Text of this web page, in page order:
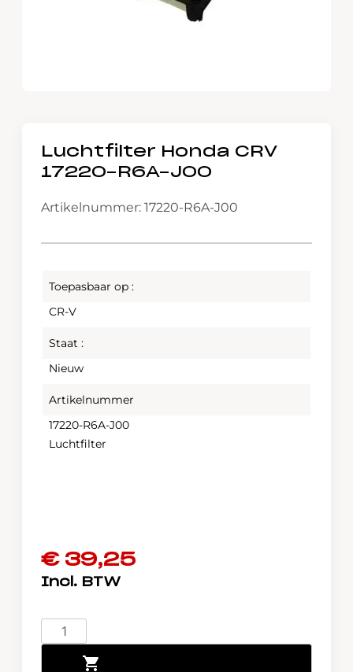
Luchtfilter Honda CRV
17220-R6A-J00
Artikelnummer: 17220-R6A-J00
Toepasbaar op :
CR-V
Staat :
Nieuw
Artikelnummer
17220-R6A-J00
Luchtfilter
€39,25
Luchtfilter
Honda
Toevoegen aan winkelwagen